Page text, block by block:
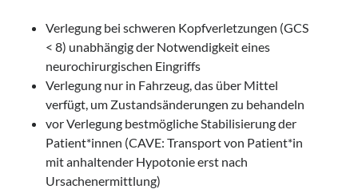
Verlegung bei schweren Kopfverletzungen (GCS
< 8) unabhängig der Notwendigkeit eines
neurochirurgischen Eingriffs
Verlegung nur in Fahrzeug, das über Mittel
verfügt, um Zustandsänderungen zu behandeln
vor Verlegung bestmögliche Stabilisierung der
Patient*innen (CAVE: Transport von Patient*in
mit anhaltender Hypotonie erst nach
Ursachenermittlung)